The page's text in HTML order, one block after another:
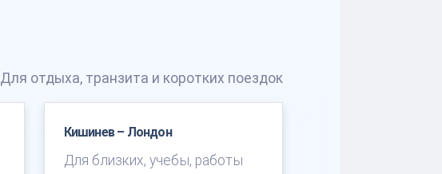
Для отдыха, транзита и коротких поездок
Кишинев – Лондон
Для близких, учебы, работы